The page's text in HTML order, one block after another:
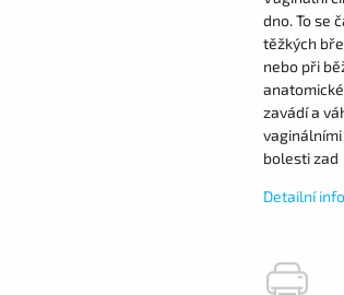
dno.To se
těžkých
nebo při
zavádía
bolesti zad
Detailní